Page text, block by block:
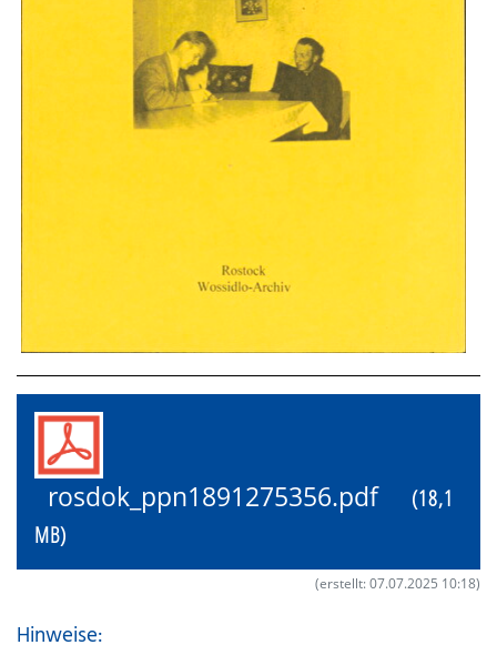
rosdok_ppn1891275356.pdf
(18,1
MB)
(erstellt: 07.07.2025 10:18)
Hinweise: